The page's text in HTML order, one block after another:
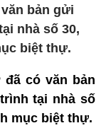
văn bản gửi
nhà số 30,
biệt thự.
đã có văn bản
tại nhà số
mục biệt thự.